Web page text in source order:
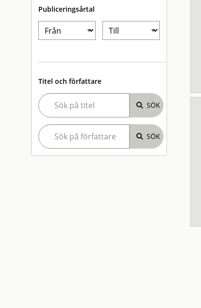
Publiceringsårtal
Titel och författare